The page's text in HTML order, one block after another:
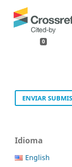
0
ENVIAR
Idioma
English